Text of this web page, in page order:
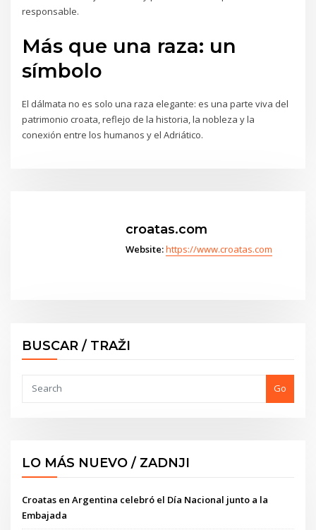
responsable.
Más que una raza: un
símbolo
El dálmata no es solo una raza elegante: es una parte viva del
patrimonio croata, reflejo de la historia, la nobleza y la
conexión entre los humanos y el Adriático.
croatas.com
Website:https://www.croatas.com
BUSCAR / TRAŽI
Go
LO MÁS NUEVO / ZADNJI
Croatas en Argentina celebró el Día Nacional junto a la
Embajada